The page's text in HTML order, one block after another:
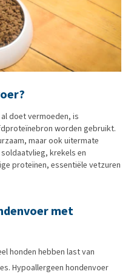
doet vermoeden, is
worden gebruikt.
maar ook uitermate
krekels en
proteïnen, essentiële vetzuren
met
honden hebben last van
Hypoallergeen hondenvoer